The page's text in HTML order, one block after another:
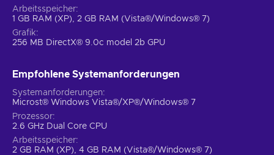
Arbeitsspeicher
1 GB RAM (XP), 2 GB RAM (Vista®/Windows® 7)
Grafik
256 MB DirectX® 9.0c model 2b GPU
Empfohlene Systemanforderungen
Systemanforderungen
Microst® Windows Vista®/XP®/Windows® 7
Prozessor
2.6 GHz Dual Core CPU
Arbeitsspeicher
2 GB RAM (XP), 4 GB RAM (Vista®/Windows® 7)